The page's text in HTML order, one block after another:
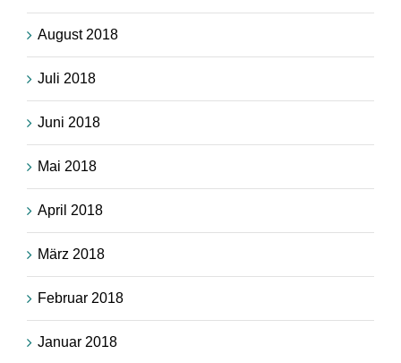
August 2018
Juli 2018
Juni 2018
Mai 2018
April 2018
März 2018
Februar 2018
Januar 2018